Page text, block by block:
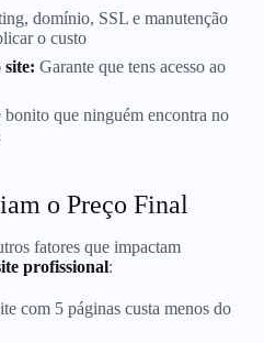
domínio, SSL e manutenção
o custo
site: Garante que tens acesso ao
bonito que ninguém encontra no
o Preço Final
fatores que impactam
profissional:
com 5 páginas custa menos do